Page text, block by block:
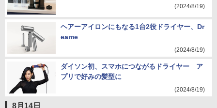
(2024/8/19)
ヘアーアイロンにもなる1台2役ドライヤー、Dr
eame
(2024/8/19)
ダイソン初、スマホにつながるドライヤー ア
プリで好みの髪型に
(2024/8/19)
8月14日